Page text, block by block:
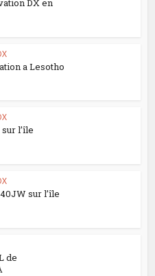
DX en
a Lesotho
l’île
sur l’île
de